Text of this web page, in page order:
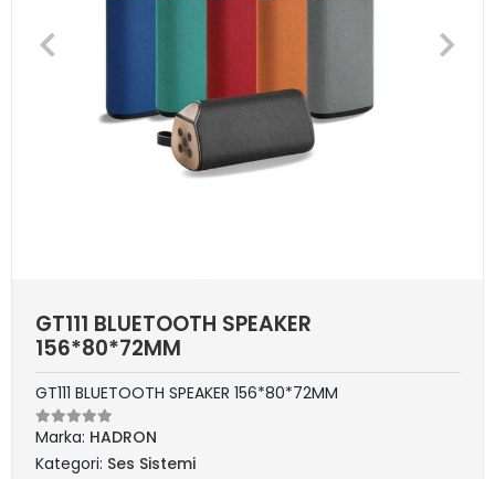
GT111 BLUETOOTH SPEAKER
156*80*72MM
GT111 BLUETOOTH SPEAKER 156*80*72MM
Marka: HADRON
Kategori: Ses Sistemi